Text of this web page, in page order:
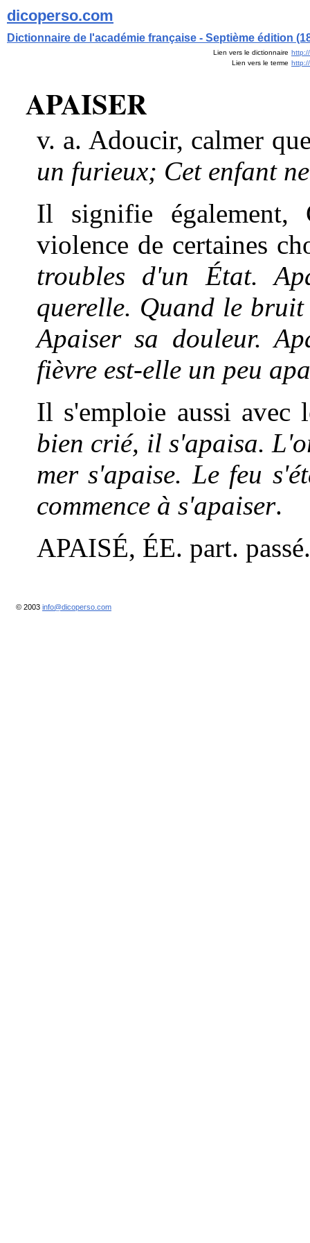
dicoperso.com
Dictionnaire de l'académie française - Septième édition
Lien vers le dictionnaire
Lien vers le terme
APAISER
v. a. Adoucir, calmer
un furieux; Cet enfant
Il signifie également,
violence de certaines
troubles d'un État.
querelle. Quand le
Apaiser sa douleur.
fièvre est-elle un peu
Il s'emploie aussi avec
bien crié, il s'apaisa.
mer s'apaise. Le feu
commence à s'apaiser.
APAISÉ, ÉE. part. passé.
© 2003 info@dicoperso.com